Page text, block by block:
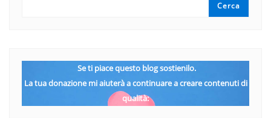
Cerca
Se ti piace questo blog sostienilo.
La tua donazione mi aiuterà a continuare a creare contenuti di
qualità: